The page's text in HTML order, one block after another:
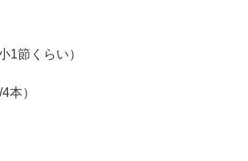
1節くらい）
本）